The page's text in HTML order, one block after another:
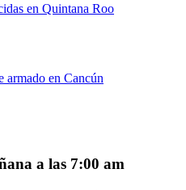
en Quintana Roo
armado en Cancún
a las 7:00 am